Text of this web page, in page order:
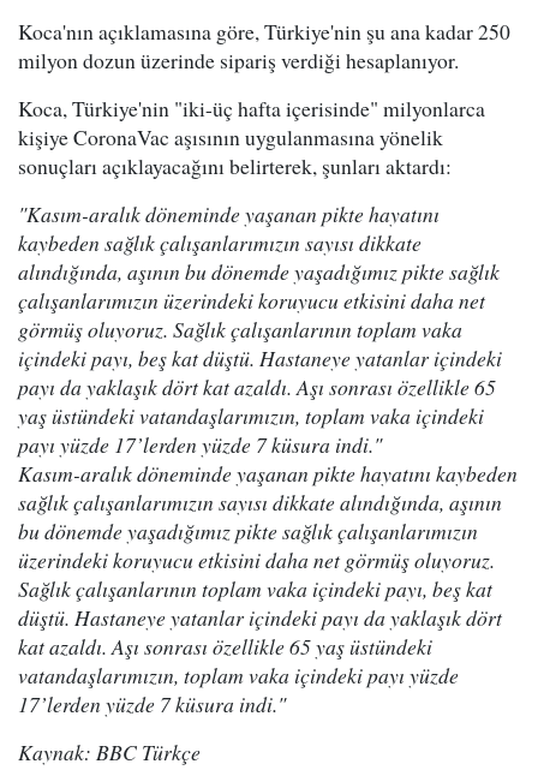
Koca'nın açıklamasına göre, Türkiye'nin şu ana kadar 250
milyon dozun üzerinde sipariş verdiği hesaplanıyor.
Koca, Türkiye'nin "iki-üç hafta içerisinde" milyonlarca
kişiye CoronaVac aşısının uygulanmasına yönelik
sonuçları açıklayacağını belirterek, şunları aktardı:
"Kasım-aralık döneminde yaşanan pikte hayatını
kaybeden sağlık çalışanlarımızın sayısı dikkate
alındığında, aşının bu dönemde yaşadığımız pikte sağlık
çalışanlarımızın üzerindeki koruyucu etkisini daha net
görmüş oluyoruz. Sağlık çalışanlarının toplam vaka
içindeki payı, beş kat düştü. Hastaneye yatanlar içindeki
payı da yaklaşık dört kat azaldı. Aşı sonrası özellikle 65
yaş üstündeki vatandaşlarımızın, toplam vaka içindeki
payı yüzde 17’lerden yüzde 7 küsura indi."
Kasım-aralık döneminde yaşanan pikte hayatını kaybeden
sağlık çalışanlarımızın sayısı dikkate alındığında, aşının
bu dönemde yaşadığımız pikte sağlık çalışanlarımızın
üzerindeki koruyucu etkisini daha net görmüş oluyoruz.
Sağlık çalışanlarının toplam vaka içindeki payı, beş kat
düştü. Hastaneye yatanlar içindeki payı da yaklaşık dört
kat azaldı. Aşı sonrası özellikle 65 yaş üstündeki
vatandaşlarımızın, toplam vaka içindeki payı yüzde
17’lerden yüzde 7 küsura indi."
Kaynak: BBC Türkçe